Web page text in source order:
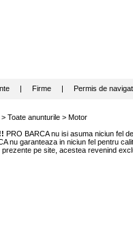
| Firme| Permis de
> Toate anunturile> Motor
PRO BARCA nu isi asuma niciun fel
nu garanteaza in niciun fel pentru
prezente pe site, acestea revenind